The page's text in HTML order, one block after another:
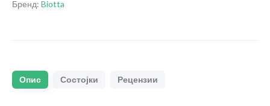
Бренд: Biotta
Опис Состојки Рецензии